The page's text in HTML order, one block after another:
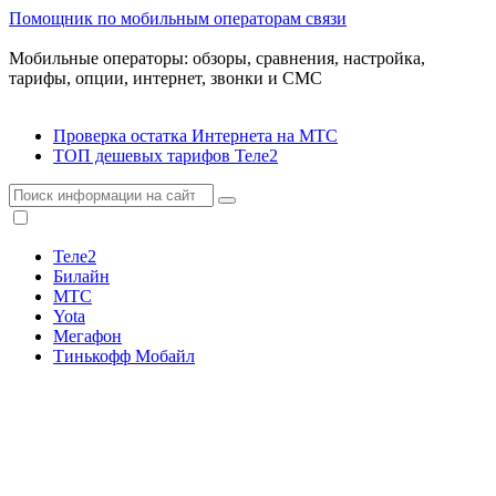
Помощник по мобильным операторам связи
Мобильные операторы: обзоры, сравнения, настройка,
тарифы, опции, интернет, звонки и СМС
Проверка остатка Интернета на МТС
ТОП дешевых тарифов Теле2
Теле2
Билайн
МТС
Yota
Мегафон
Тинькофф Мобайл